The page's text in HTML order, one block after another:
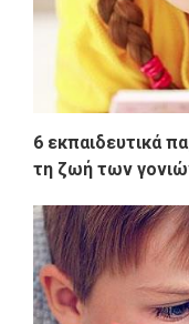
6 εκπαιδευτικά
τη ζωή των